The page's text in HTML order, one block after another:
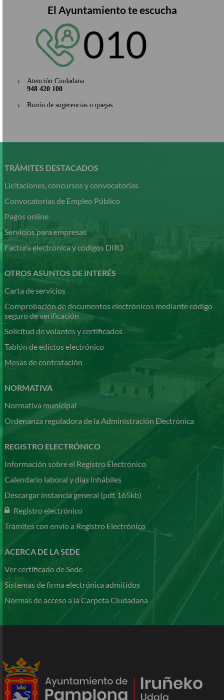
El Ayuntamiento te escucha
Atención Ciudadana
948 420 100
Buzón de sugerencias o quejas
contenido
TRÁMITES DESTACADOS
Licitaciones, concursos y convocatorias
Convocatorias de Empleo Público
Pagos online
Servicios para empresas
Factura electrónica y códigos DIR3
OTROS ASUNTOS DE INTERÉS
Carta de servicios
Comprobación de documentos electrónicos mediante código
seguro de verificación
Solicitud de volantes y certificados
Tablón de edictos electrónico
Mesas de contratación
NORMATIVA
Normativa municipal
Ordenanza reguladora de la Administración Electrónica
REGISTRO ELECTRÓNICO
Información sobre el Registro Electrónico
Calendario laboral y días inhábiles
Descargar instancia general (pdf, 165kb)
Registro electrónico
Trámites con envío a Registro Electrónico
ACERCA DE LA SEDE
Ver certificado de Sede
Sistemas de firma electrónica admitidos
Normas de acceso a la Carpeta Ciudadana